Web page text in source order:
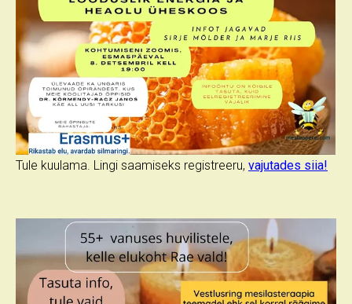
Tule kuulama. Lingi saamiseks registreeru, vajutades siia!